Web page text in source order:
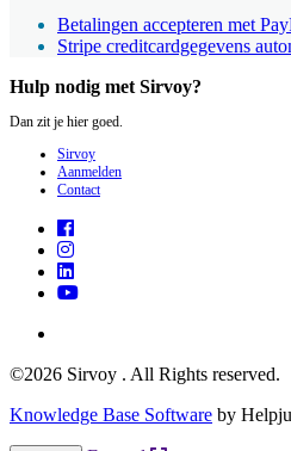
Betalingen accepteren met
Stripe creditcardgegevens
Hulp nodig met Sirvoy?
Dan zit je hier goed.
Sirvoy
Aanmelden
Contact
©2026 Sirvoy . All Rights reserved.
Knowledge Base Software by